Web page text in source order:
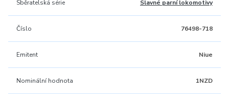
Sběratelská série Slavné parní lokomotivy
Číslo 76498-718
Emitent Niue
Nominální hodnota 1NZD